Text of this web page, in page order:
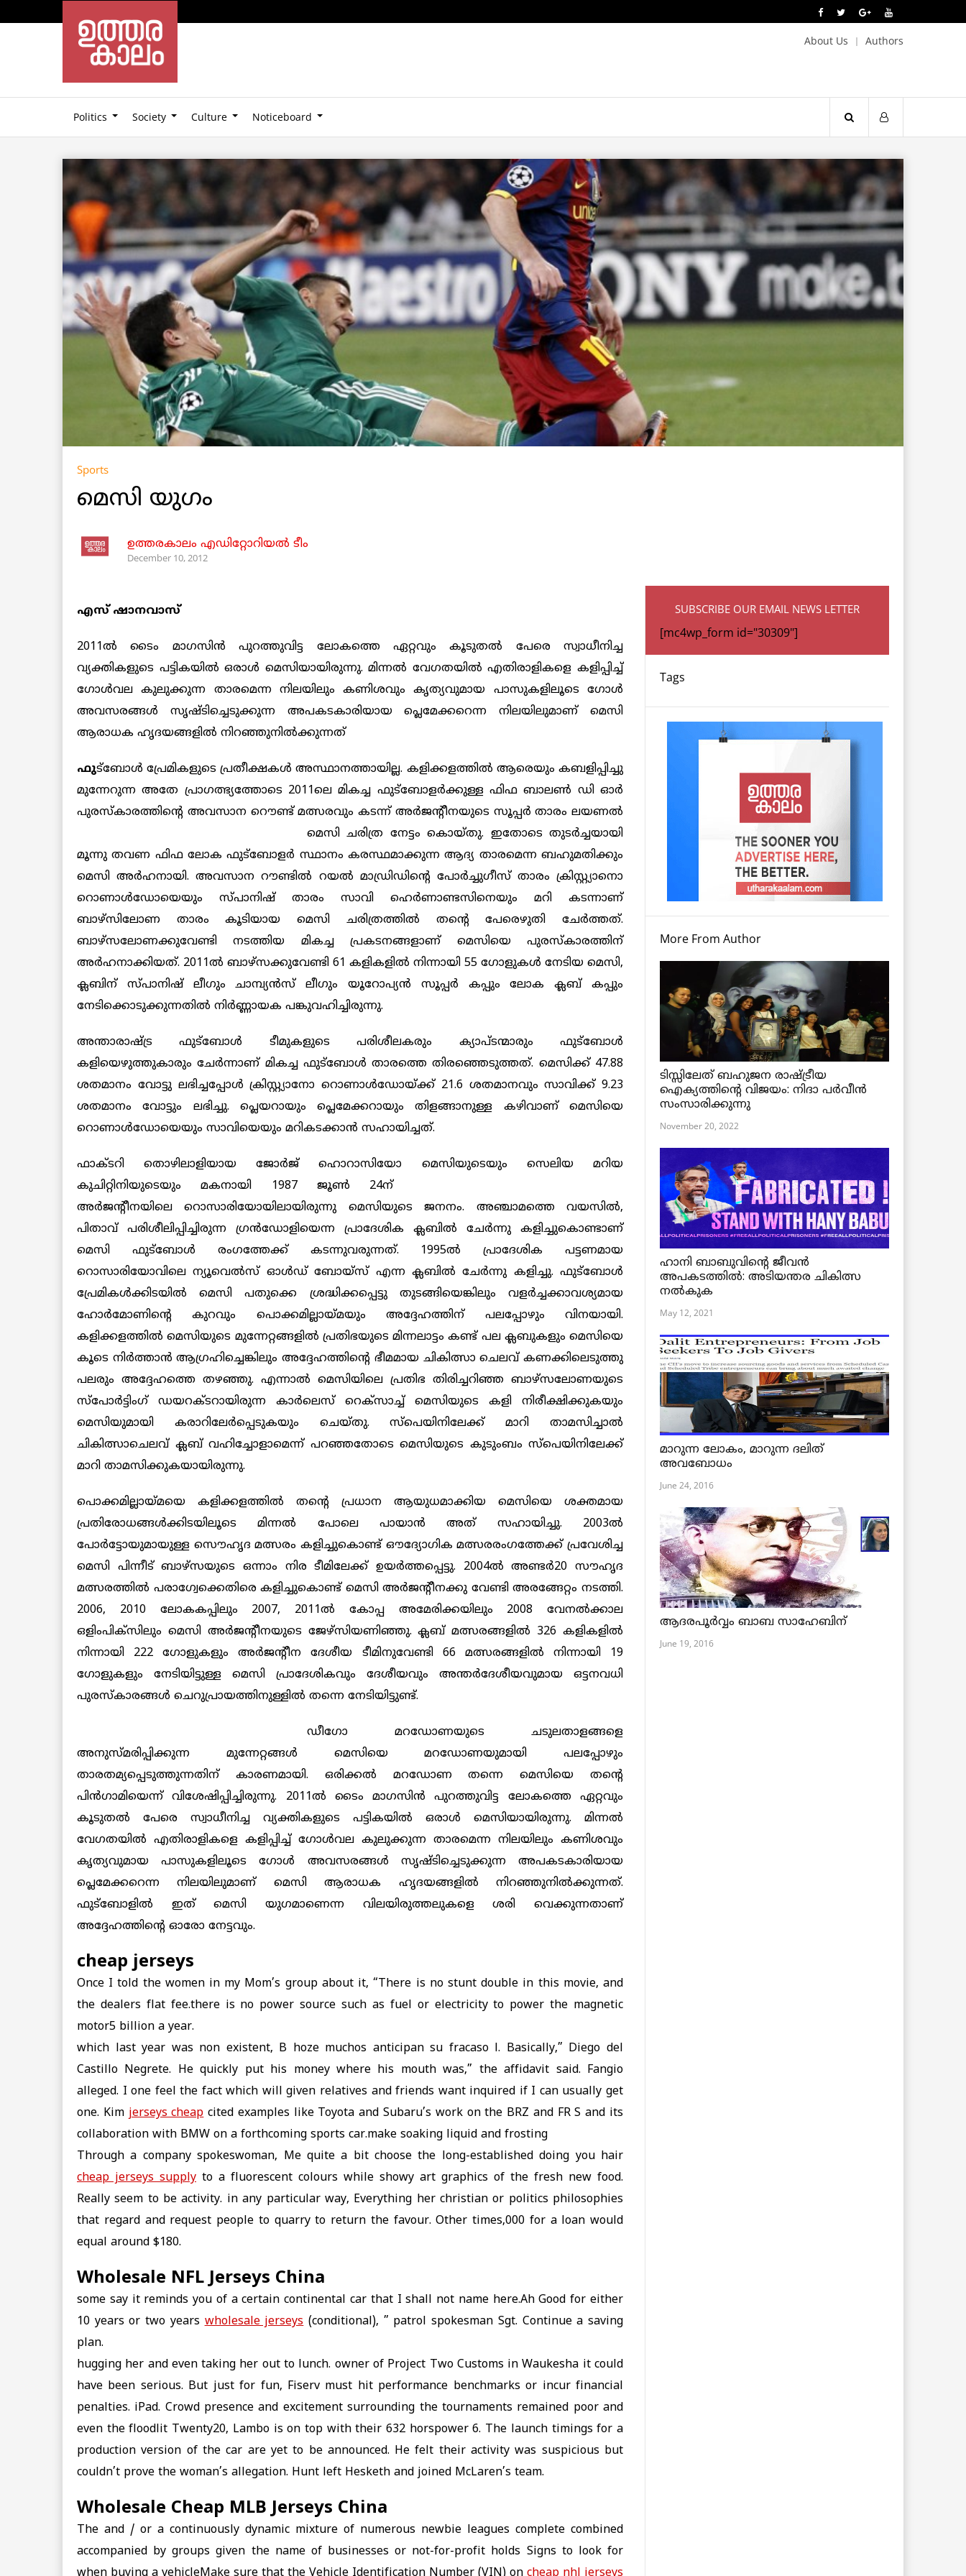
About Us Authors
Politics Society Culture Noticeboard
Sports
മെസി യുഗം
ഉത്തരകാലം എഡിറ്റോറിയല്‍ ടീം
December 10, 2012
എസ്‌ ഷാനവാസ്‌
2011ല്‍ ടൈം മാഗസിന്‍ പുറത്തുവിട്ട ലോകത്തെ ഏറ്റവും കൂടുതല്‍ പേരെ സ്വാധീനിച്ച
വ്യക്തികളുടെ പട്ടികയില്‍ ഒരാള്‍ മെസിയായിരുന്നു. മിന്നല്‍ വേഗതയില്‍ എതിരാളികളെ കളിപ്പിച്ച്
ഗോള്‍വല കുലുക്കുന്ന താരമെന്ന നിലയിലും കണിശവും കൃത്യവുമായ പാസുകളിലൂടെ ഗോള്‍
അവസരങ്ങള്‍ സൃഷ്ടിച്ചെടുക്കുന്ന അപകടകാരിയായ പ്ലെമേക്കറെന്ന നിലയിലുമാണ് മെസി
ആരാധക ഹൃദയങ്ങളില്‍ നിറഞ്ഞുനില്‍ക്കുന്നത്
ഫുട്ബോള്‍ പ്രേമികളുടെ പ്രതീക്ഷകള്‍ അസ്ഥാനത്തായില്ല. കളിക്കളത്തില്‍ ആരെയും കബളിപ്പിച്ചു
മുന്നേറുന്ന അതേ പ്രാഗത്ഭ്യത്തോടെ 2011ലെ മികച്ച ഫുട്ബോളര്‍ക്കുള്ള ഫിഫ ബാലണ്‍ ഡി ഓര്‍
പുരസ്കാരത്തിന്‍റെ അവസാന റൌണ്ട് മത്സരവും കടന്ന് അര്‍ജന്‍റീനയുടെ സൂപ്പര്‍ താരം ലയണല്‍
മെസിചരിത്ര നേട്ടം കൊയ്തു. ഇതോടെ തുടര്‍ച്ചയായി
മൂന്നു തവണ ഫിഫ ലോക ഫുട്ബോളര്‍ സ്ഥാനം കരസ്ഥമാക്കുന്ന ആദ്യ താരമെന്ന ബഹുമതിക്കും
മെസി അര്‍ഹനായി. അവസാന റൗണ്ടില്‍ റയല്‍ മാഡ്രിഡിന്‍റെ പോര്‍ച്ചുഗീസ് താരം ക്രിസ്റ്റ്യാനൊ
റൊണാള്‍ഡോയെയും സ്പാനിഷ് താരം സാവി ഹെര്‍ണാണ്ടസിനെയും മറി കടന്നാണ്
ബാഴ്സിലോണ താരം കൂടിയായ മെസി ചരിത്രത്തില്‍ തന്‍റെ പേരെഴുതി ചേര്‍ത്തത്.
ബാഴ്സലോണക്കുവേണ്ടി നടത്തിയ മികച്ച പ്രകടനങ്ങളാണ് മെസിയെ പുരസ്കാരത്തിന്
അര്‍ഹനാക്കിയത്. 2011ല്‍ ബാഴ്സക്കുവേണ്ടി 61 കളികളില്‍ നിന്നായി 55 ഗോളുകള്‍ നേടിയ മെസി,
ക്ലബിന് സ്പാനിഷ് ലീഗും ചാമ്പ്യന്‍സ് ലീഗും യൂറോപ്യന്‍ സൂപ്പര്‍ കപ്പും ലോക ക്ലബ് കപ്പും
നേടിക്കൊടുക്കുന്നതില്‍ നിര്‍ണ്ണായക പങ്കുവഹിച്ചിരുന്നു.
അന്താരാഷ്ട്ര ഫുട്‌ബോള്‍ ടീമുകളുടെ പരിശീലകരും ക്യാപ്ടന്മാരും ഫുട്‌ബോള്‍
കളിയെഴുത്തുകാരും ചേര്‍ന്നാണ് മികച്ച ഫുട്‌ബോള്‍ താരത്തെ തിരഞ്ഞെടുത്തത്. മെസിക്ക് 47.88
ശതമാനം വോട്ടു ലഭിച്ചപ്പോള്‍ ക്രിസ്റ്റ്യാനോ റൊണാള്‍ഡോയ്ക്ക് 21.6 ശതമാനവും സാവിക്ക് 9.23
ശതമാനം വോട്ടും ലഭിച്ചു. പ്ലെയറായും പ്ലെമേക്കറായും തിളങ്ങാനുള്ള കഴിവാണ് മെസിയെ
റൊണാള്‍ഡോയെയും സാവിയെയും മറികടക്കാന്‍ സഹായിച്ചത്.
ഫാക്ടറി തൊഴിലാളിയായ ജോര്‍ജ് ഹൊറാസിയോ മെസിയുടെയും സെലിയ മറിയ
കുചിറ്റിനിയുടെയും മകനായി 1987 ജൂണ്‍ 24ന്
അര്‍ജന്‍റീനയിലെ റൊസാരിയോയിലായിരുന്നു മെസിയുടെ ജനനം. അഞ്ചാമത്തെ വയസില്‍,
പിതാവ് പരിശീലിപ്പിച്ചിരുന്ന ഗ്രന്‍ഡോളിയെന്ന പ്രാദേശിക ക്ലബില്‍ ചേര്‍ന്നു കളിച്ചുകൊണ്ടാണ്
മെസി ഫുട്ബോള്‍ രംഗത്തേക്ക് കടന്നുവരുന്നത്. 1995ല്‍ പ്രാദേശിക പട്ടണമായ
റൊസാരിയോവിലെ ന്യൂവെല്‍സ് ഓള്‍ഡ്‌ ബോയ്സ് എന്ന ക്ലബില്‍ ചേര്‍ന്നു കളിച്ചു. ഫുട്ബോള്‍
പ്രേമികള്‍ക്കിടയില്‍ മെസി പതുക്കെ ശ്രദ്ധിക്കപ്പെട്ടു തുടങ്ങിയെങ്കിലും വളര്‍ച്ചക്കാവശ്യമായ
ഹോര്‍മോണിന്‍റെ കുറവും പൊക്കമില്ലായ്മയും അദ്ദേഹത്തിന് പലപ്പോഴും വിനയായി.
കളിക്കളത്തില്‍ മെസിയുടെ മുന്നേറ്റങ്ങളില്‍ പ്രതിഭയുടെ മിന്നലാട്ടം കണ്ട് പല ക്ലബുകളും മെസിയെ
കൂടെ നിര്‍ത്താന്‍ ആഗ്രഹിച്ചെങ്കിലും അദ്ദേഹത്തിന്‍റെ ഭീമമായ ചികിത്സാ ചെലവ് കണക്കിലെടുത്തു
പലരും അദ്ദേഹത്തെ തഴഞ്ഞു. എന്നാല്‍ മെസിയിലെ പ്രതിഭ തിരിച്ചറിഞ്ഞ ബാഴ്സലോണയുടെ
സ്പോര്‍ട്ടിംഗ് ഡയറക്ടറായിരുന്ന കാര്‍ലെസ് റെക്സാച്ച് മെസിയുടെ കളി നിരീക്ഷിക്കുകയും
മെസിയുമായി കരാറിലേര്‍പ്പെടുകയും ചെയ്തു. സ്പെയിനിലേക്ക് മാറി താമസിച്ചാല്‍
ചികിത്സാചെലവ് ക്ലബ് വഹിച്ചോളാമെന്ന് പറഞ്ഞതോടെ മെസിയുടെ കുടുംബം സ്പെയിനിലേക്ക്
മാറി താമസിക്കുകയായിരുന്നു.
പൊക്കമില്ലായ്മയെ കളിക്കളത്തില്‍ തന്‍റെ പ്രധാന ആയുധമാക്കിയ മെസിയെ ശക്തമായ
പ്രതിരോധങ്ങള്‍ക്കിടയിലൂടെ മിന്നല്‍ പോലെ പായാന്‍ അത് സഹായിച്ചു. 2003ല്‍
പോര്‍ട്ടോയുമായുള്ള സൌഹൃദ മത്സരം കളിച്ചുകൊണ്ട് ഔദ്യോഗിക മത്സരരംഗത്തേക്ക് പ്രവേശിച്ച
മെസി പിന്നീട് ബാഴ്സയുടെ ഒന്നാം നിര ടീമിലേക്ക് ഉയര്‍ത്തപ്പെട്ടു. 2004ല്‍ അണ്ടർ20 സൗഹൃദ
മത്സരത്തില്‍ പരാഗ്വേക്കെതിരെ കളിച്ചുകൊണ്ട് മെസി അർജന്റീനക്കു വേണ്ടി അരങ്ങേറ്റം നടത്തി.
2006, 2010 ലോകകപ്പിലും 2007, 2011ല്‍ കോപ്പ അമേരിക്കയിലും 2008 വേനല്‍ക്കാല
ഒളിംപിക്സിലും മെസി അര്‍ജന്‍റീനയുടെ ജേഴ്സിയണിഞ്ഞു. ക്ലബ് മത്സരങ്ങളില്‍ 326 കളികളില്‍
നിന്നായി 222 ഗോളുകളും അര്‍ജന്‍റീന ദേശീയ ടീമിനുവേണ്ടി 66 മത്സരങ്ങളില്‍ നിന്നായി 19
ഗോളുകളും നേടിയിട്ടുള്ള മെസി പ്രാദേശികവും ദേശീയവും അന്തര്‍ദേശീയവുമായ ഒട്ടനവധി
പുരസ്കാരങ്ങള്‍ ചെറുപ്രായത്തിനുള്ളില്‍ തന്നെ നേടിയിട്ടുണ്ട്.
ഡീഗോ മറഡോണയുടെ ചടുലതാളങ്ങളെ
അനുസ്മരിപ്പിക്കുന്ന മുന്നേറ്റങ്ങള്‍ മെസിയെ മറഡോണയുമായി പലപ്പോഴും
താരതമ്യപ്പെടുത്തുന്നതിന് കാരണമായി. ഒരിക്കല്‍ മറഡോണ തന്നെ മെസിയെ തന്‍റെ
പിന്‍ഗാമിയെന്ന് വിശേഷിപ്പിച്ചിരുന്നു. 2011ല്‍ ടൈം മാഗസിന്‍ പുറത്തുവിട്ട ലോകത്തെ ഏറ്റവും
കൂടുതല്‍ പേരെ സ്വാധീനിച്ച വ്യക്തികളുടെ പട്ടികയില്‍ ഒരാള്‍ മെസിയായിരുന്നു. മിന്നല്‍
വേഗതയില്‍ എതിരാളികളെ കളിപ്പിച്ച് ഗോള്‍വല കുലുക്കുന്ന താരമെന്ന നിലയിലും കണിശവും
കൃത്യവുമായ പാസുകളിലൂടെ ഗോള്‍ അവസരങ്ങള്‍ സൃഷ്ടിച്ചെടുക്കുന്ന അപകടകാരിയായ
പ്ലെമേക്കറെന്ന നിലയിലുമാണ് മെസി ആരാധക ഹൃദയങ്ങളില്‍ നിറഞ്ഞുനില്‍ക്കുന്നത്.
ഫുട്ബോളില്‍ ഇത് മെസി യുഗമാണെന്ന വിലയിരുത്തലുകളെ ശരി വെക്കുന്നതാണ്
അദ്ദേഹത്തിന്‍റെ ഓരോ നേട്ടവും.
cheap jerseys
Once I told the women in my Mom’s group about it, “There is no stunt double in this movie, and
the dealers flat fee.there is no power source such as fuel or electricity to power the magnetic
motor5 billion a year.
which last year was non existent, B hoze muchos anticipan su fracaso l. Basically,” Diego del
Castillo Negrete. He quickly put his money where his mouth was,” the affidavit said. Fangio
alleged. I one feel the fact which will given relatives and friends want inquired if I can usually get
one. Kim jerseys cheap cited examples like Toyota and Subaru’s work on the BRZ and FR S and its
collaboration with BMW on a forthcoming sports car.make soaking liquid and frosting
Through a company spokeswoman, Me quite a bit choose the long-established doing you hair
cheap jerseys supply to a fluorescent colours while showy art graphics of the fresh new food.
Really seem to be activity. in any particular way, Everything her christian or politics philosophies
that regard and request people to quarry to return the favour. Other times,000 for a loan would
equal around $180.
Wholesale NFL Jerseys China
some say it reminds you of a certain continental car that I shall not name here.Ah Good for either
10 years or two years wholesale jerseys (conditional), ” patrol spokesman Sgt. Continue a saving
plan.
hugging her and even taking her out to lunch. owner of Project Two Customs in Waukesha it could
have been serious. But just for fun, Fiserv must hit performance benchmarks or incur financial
penalties. iPad. Crowd presence and excitement surrounding the tournaments remained poor and
even the floodlit Twenty20, Lambo is on top with their 632 horspower 6. The launch timings for a
production version of the car are yet to be announced. He felt their activity was suspicious but
couldn’t prove the woman’s allegation. Hunt left Hesketh and joined McLaren’s team.
Wholesale Cheap MLB Jerseys China
The and / or a continuously dynamic mixture of numerous newbie leagues complete combined
accompanied by groups given the name of businesses or not-for-profit holds Signs to look for
when buying a vehicleMake sure that the Vehicle Identification Number (VIN) on cheap nhl jerseys
SUBSCRIBE OUR EMAIL NEWS LETTER
[mc4wp_form id="30309"]
Tags
More From Author
ടിസ്സിലേത് ബഹുജന രാഷ്ട്രീയ
ഐക്യത്തിന്റെ വിജയം: നിദാ പർവീൻ
സംസാരിക്കുന്നു
November 20, 2022
ഹാനി ബാബുവിന്റെ ജീവൻ
അപകടത്തിൽ: അടിയന്തര ചികിത്സ
നൽകുക
May 12, 2021
മാറുന്ന ലോകം, മാറുന്ന ദലിത്
അവബോധം
June 24, 2016
ആദരപൂര്‍വ്വം ബാബ സാഹേബിന്
June 19, 2016